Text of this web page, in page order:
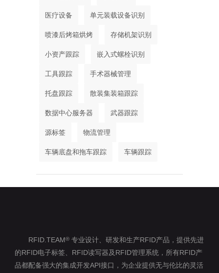
医疗设备 单元装载设备识别
喷漆后烤箱烘烤 存储机架识别
小资产跟踪 嵌入式螺栓识别
工具跟踪 手术器械管理
托盘跟踪 散装集装箱跟踪
数据中心服务器 武器跟踪
源标签 物流管理
车辆底盘和拖车跟踪 车辆跟踪
RFID.TEAM® 专业设计、研发和生产RFID产品，提供先进
的RFID电子标签、RFID读写器及RFID管理系统，所有RFID产
品都配备强大的集成开发API接口，为企业提供无与伦比的灵活